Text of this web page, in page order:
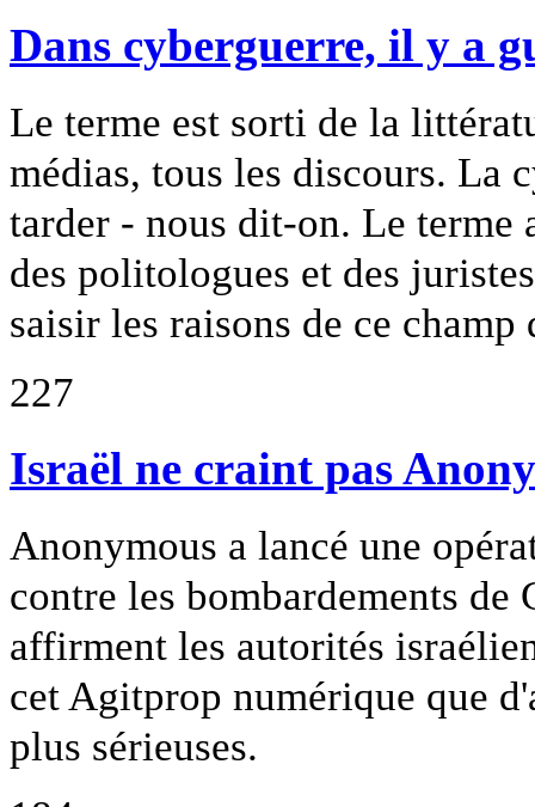
Dans cyberguerre, il y a
Le terme est sorti de la
médias, tous les discours. La
tarder - nous dit-on. Le terme
des politologues et des
saisir les raisons de ce
227
Israël ne craint pas
Anonymous a lancé une
contre les bombardements de
affirment les autorités
cet Agitprop numérique que
plus sérieuses.